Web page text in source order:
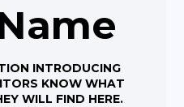
INTRODUCING
KNOW WHAT
WILL FIND HERE.